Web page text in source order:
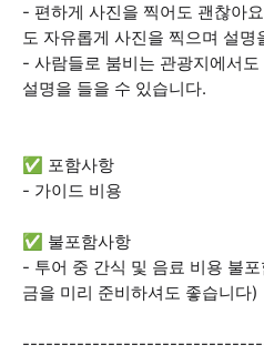
- 편하게 사진을 찍어도 괜찮아
도 자유롭게 사진을 찍으며 설명
- 사람들로 붐비는 관광지에서
설명을 들을 수 있습니다.
✅ 포함사항
- 가이드 비용
✅ 불포함사항
- 투어 중 간식 및 음료 비용 불
금을 미리 준비하셔도 좋습니다)